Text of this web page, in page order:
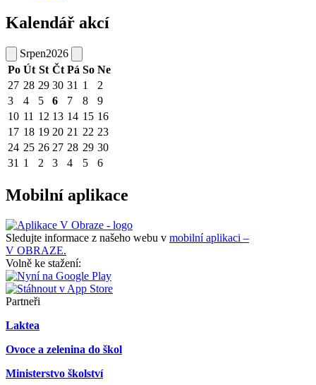
Kalendář akcí
Srpen2026
Po Út St Čt Pá So Ne
27 28 29 30 31 1
2
3
4 5 6 7 8
9
10 11 12 13 14 15 16
17 18 19 20 21 22 23
24 25 26 27 28 29 30
31 1 2 3 4 5 6
Mobilní aplikace
Sledujte informace z našeho webu v mobilní aplikaci –
V OBRAZE.
Volně ke stažení:
Partneři
Laktea
Ovoce a zelenina do škol
Ministerstvo školství